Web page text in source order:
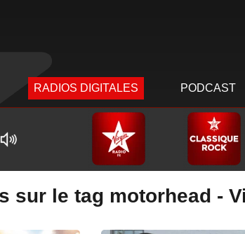
RADIOS DIGITALES PODCAST
sur le tag motorhead -